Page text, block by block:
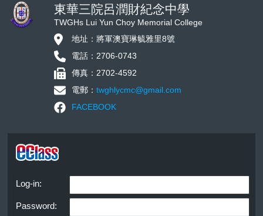
東華三院呂潤財紀念中學
TWGHs Lui Yun Choy Memorial College
地址：將軍澳寶琳毓雅里8號
電話：2706-0743
傳真：2702-4592
電郵：twghlycmc@gmail.com
FACEBOOK
Log-in:
Password: